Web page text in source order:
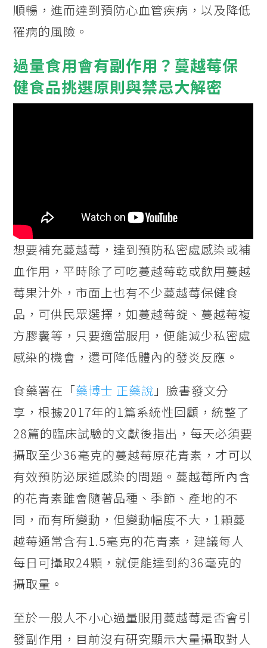
順暢，進而達到預防心血管疾病，以及降低
罹病的風險。
過量食用會有副作用？蔓越莓保
健食品挑選原則與禁忌大解密
想要補充蔓越莓，達到預防私密處感染或補
血作用，平時除了可吃蔓越莓乾或飲用蔓越
莓果汁外，市面上也有不少蔓越莓保健食
品，可供民眾選擇，如蔓越莓錠、蔓越莓複
方膠囊等，只要適當服用，便能減少私密處
感染的機會，還可降低體內的發炎反應。
食藥署在「藥博士 正藥說 」臉書發文分
享，根據2017年的1篇系統性回顧，統整了
28篇的臨床試驗的文獻後指出，每天必須要
攝取至少36毫克的蔓越莓原花青素，才可以
有效預防泌尿道感染的問題。蔓越莓所內含
的花青素雖會隨著品種、季節、產地的不
同，而有所變動，但變動幅度不大，1顆蔓
越莓通常含有1.5毫克的花青素，建議每人
每日可攝取24顆，就便能達到約36毫克的
攝取量。
至於一般人不小心過量服用蔓越莓是否會引
發副作用，目前沒有研究顯示大量攝取對人